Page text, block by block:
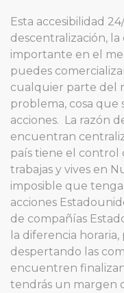
Esta accesibilidad
descentralización,
importante en el
puedes
cualquier parte del
problema, cosa que
acciones. La razón
encuentran
país tiene el control
trabajas y vives en
imposible que
acciones
de compañías
la diferencia
despertando las
encuentren
tendrás un margen